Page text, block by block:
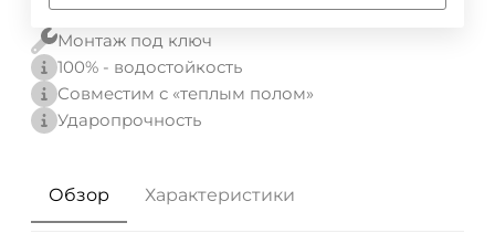
Монтаж под ключ
100% - водостойкость
Совместим с «теплым полом»
Ударопрочность
Обзор Характеристики